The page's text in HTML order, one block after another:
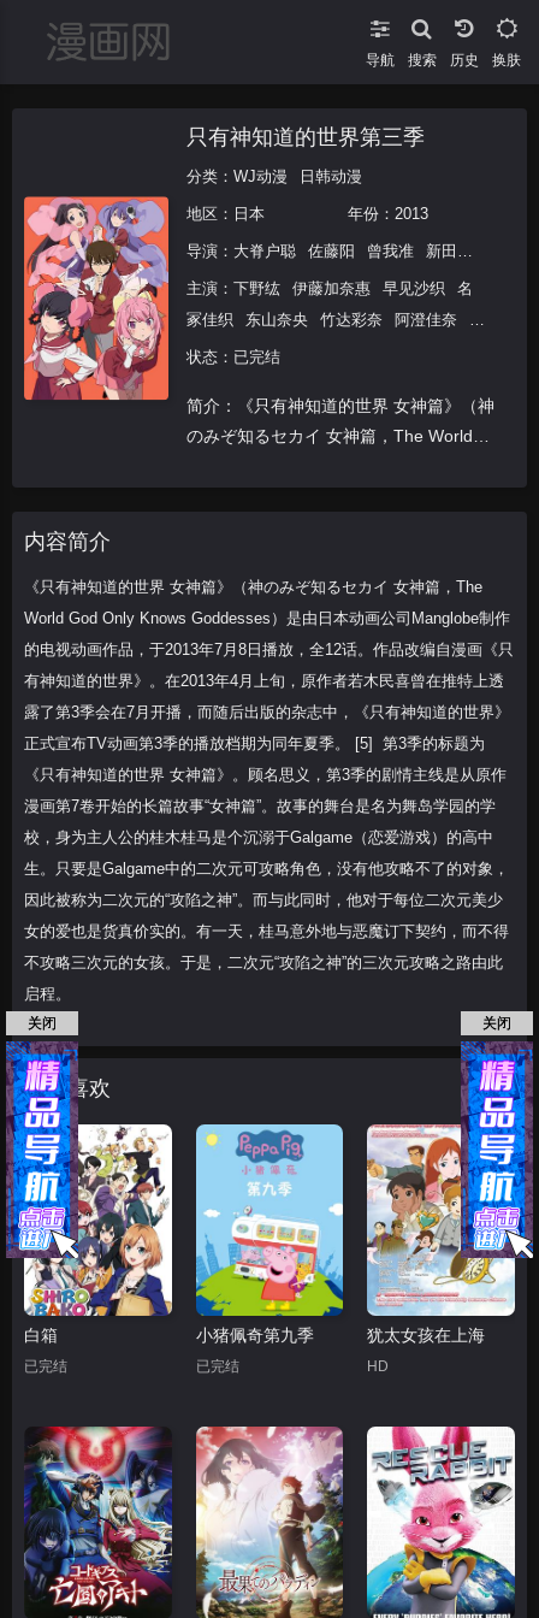
导航 搜索 换肤
只有神知道的世界第三季
分类： WJ动漫 日韩动漫
地区： 日本 年份： 2013
导演： 大脊户聪 佐藤阳 曾我准 新田义方
主演： 下野纮 伊藤加奈惠 早见沙织
名
冢佳织
东山奈央 竹达彩奈 阿澄佳奈
花
泽香菜
井口裕香
状态：已完结
简介：《只有神知道的世界 女神篇》（神
のみぞ知るセカイ 女神篇，The World
内容简介
《只有神知道的世界 女神篇》（神のみぞ知るセカイ 女神篇，The
World God Only Knows Goddesses）是由日本动画公司Manglobe制作
的电视动画作品，于2013年7月8日播放，全12话。作品改编自漫画《只
有神知道的世界》。在2013年4月上旬，原作者若木民喜曾在推特上透
露了第3季会在7月开播，而随后出版的杂志中，《只有神知道的世界》
正式宣布TV动画第3季的播放档期为同年夏季。 [5] 第3季的标题为
《只有神知道的世界 女神篇》。顾名思义，第3季的剧情主线是从原作
漫画第7卷开始的长篇故事“女神篇”。故事的舞台是名为舞岛学园的学
校，身为主人公的桂木桂马是个沉溺于Galgame（恋爱游戏）的高中
生。只要是Galgame中的二次元可攻略角色，没有他攻略不了的对象，
因此被称为二次元的“攻陷之神”。而与此同时，他对于每位二次元美少
女的爱也是货真价实的。有一天，桂马意外地与恶魔订下契约，而不得
不攻略三次元的女孩。于是，二次元“攻陷之神”的三次元攻略之路由此
启程。
猜你喜欢
白箱
已完结
小猪佩奇第九季
已完结
犹太女孩在上海
HD
关闭 关闭